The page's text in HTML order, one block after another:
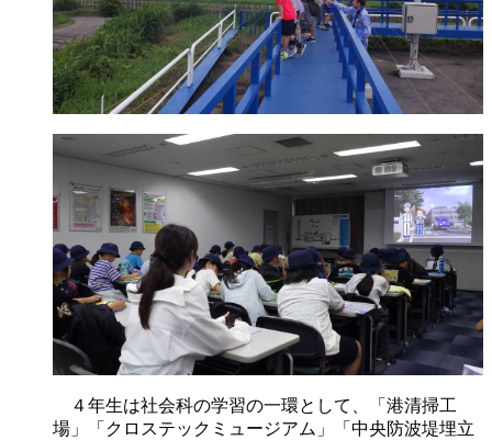
４年生は社会科の学習の一環として、「港清掃工
場」「クロステックミュージアム」「中央防波堤埋立